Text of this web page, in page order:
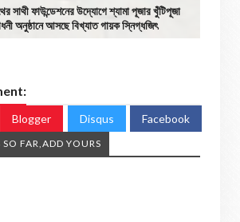
সাথী ফাউন্ডেশনের উদ্যোগে শ্যামা পূজার খুঁটিপূজা
অনুষ্ঠানে আসছে বিখ্যাত গায়ক স্নিগ্ধজিৎ
Blogger Disqus Facebook
FAR,ADD YOURS